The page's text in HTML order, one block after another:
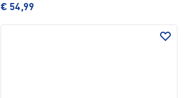
€ 54,99